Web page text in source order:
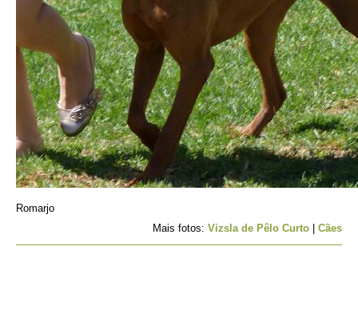
Romarjo
Mais fotos: Vizsla de Pêlo Curto Cães